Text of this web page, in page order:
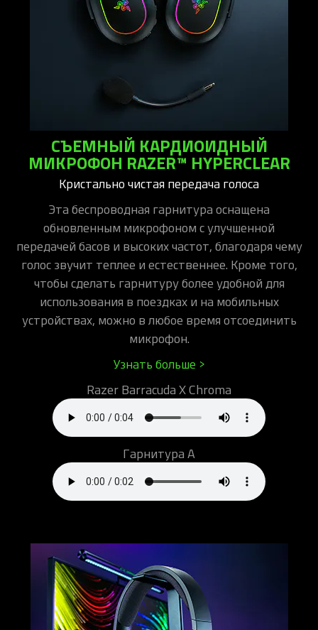
СЪЕМНЫЙ КАРДИОИДНЫЙ
МИКРОФОН RAZER™ HYPERCLEAR
Кристально чистая передача голоса
Эта беспроводная гарнитура оснащена
обновленным микрофоном с улучшенной
передачей басов и высоких частот, благодаря чему
голос звучит теплее и естественнее. Кроме того,
чтобы сделать гарнитуру более удобной для
использования в поездках и на мобильных
устройствах, можно в любое время отсоединить
микрофон.
Узнать больше >
Razer Barracuda X Chroma
Гарнитура А